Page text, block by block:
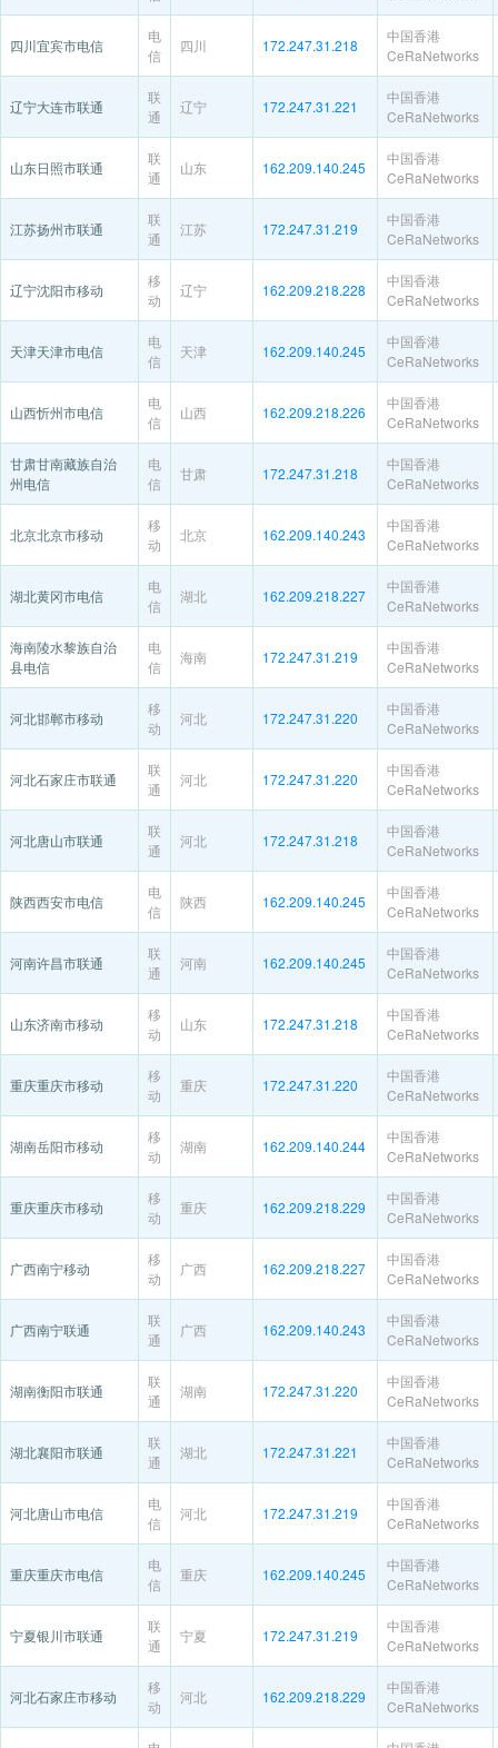
四川宜宾市电信
电
信
四川 172.247.31.218
中国香港
CeRaNetworks
辽宁大连市联通
联
通
辽宁 172.247.31.221
中国香港
CeRaNetworks
山东日照市联通
联
通
山东 162.209.140.245
中国香港
CeRaNetworks
江苏扬州市联通
联
通
江苏 172.247.31.219
中国香港
CeRaNetworks
辽宁沈阳市移动
移
动
辽宁 162.209.218.228
中国香港
CeRaNetworks
天津天津市电信
电
信
天津 162.209.140.245
中国香港
CeRaNetworks
山西忻州市电信
电
信
山西 162.209.218.226
中国香港
CeRaNetworks
甘肃甘南藏族自治
州电信
电
信
甘肃 172.247.31.218
中国香港
CeRaNetworks
北京北京市移动
移
动
北京 162.209.140.243
中国香港
CeRaNetworks
湖北黄冈市电信
电
信
湖北 162.209.218.227
中国香港
CeRaNetworks
海南陵水黎族自治
县电信
电
信
海南 172.247.31.219
中国香港
CeRaNetworks
河北邯郸市移动
移
动
河北 172.247.31.220
中国香港
CeRaNetworks
河北石家庄市联通
联
通
河北 172.247.31.220
中国香港
CeRaNetworks
河北唐山市联通
联
通
河北 172.247.31.218
中国香港
CeRaNetworks
陕西西安市电信
电
信
陕西 162.209.140.245
中国香港
CeRaNetworks
河南许昌市联通
联
通
河南 162.209.140.245
中国香港
CeRaNetworks
山东济南市移动
移
动
山东 172.247.31.218
中国香港
CeRaNetworks
重庆重庆市移动
移
动
重庆 172.247.31.220
中国香港
CeRaNetworks
湖南岳阳市移动
移
动
湖南 162.209.140.244
中国香港
CeRaNetworks
重庆重庆市移动
移
动
重庆 162.209.218.229
中国香港
CeRaNetworks
广西南宁移动
移
动
广西 162.209.218.227
中国香港
CeRaNetworks
广西南宁联通
联
通
广西 162.209.140.243
中国香港
CeRaNetworks
湖南衡阳市联通
联
通
湖南 172.247.31.220
中国香港
CeRaNetworks
湖北襄阳市联通
联
通
湖北 172.247.31.221
中国香港
CeRaNetworks
河北唐山市电信
电
信
河北 172.247.31.219
中国香港
CeRaNetworks
重庆重庆市电信
电
信
重庆 162.209.140.245
中国香港
CeRaNetworks
宁夏银川市联通
联
通
宁夏 172.247.31.219
中国香港
CeRaNetworks
河北石家庄市移动
移
动
河北 162.209.218.229
中国香港
CeRaNetworks